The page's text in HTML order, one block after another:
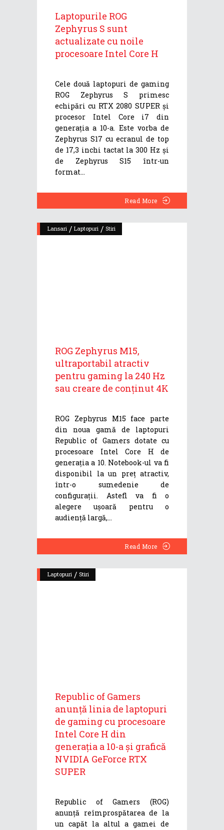
Laptopurile ROG
Zephyrus S sunt
actualizate cu noile
procesoare Intel Core H
Cele două laptopuri de gaming
ROG Zephyrus S primesc
echipări cu RTX 2080 SUPER și
procesor Intel Core i7 din
generația a 10-a. Este vorba de
Zephyrus S17 cu ecranul de top
de 17,3 inchi tactat la 300 Hz și
de Zephyrus S15 într-un
format
Read More
Lansari / Laptopuri / Stiri
ROG Zephyrus M15,
ultraportabil atractiv
pentru gaming la 240 Hz
sau creare de conținut 4K
ROG Zephyrus M15 face parte
din noua gamă de laptopuri
Republic of Gamers dotate cu
procesoare Intel Core H de
generația a 10. Notebook-ul va fi
disponibil la un preț atractiv,
într-o sumedenie de
configurații. Astefl va fi o
alegere ușoară pentru o
audiență largă,
Read More
Laptopuri / Stiri
Republic of Gamers
anunță linia de laptopuri
de gaming cu procesoare
Intel Core H din
generația a 10-a și grafică
NVIDIA GeForce RTX
SUPER
Republic of Gamers (ROG)
anunță reîmprospătarea de la
un capăt la altul a gamei de